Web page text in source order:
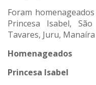
Foram
Princesa Isabel,
Tavares, Juru,
Homenageados
Princesa Isabel